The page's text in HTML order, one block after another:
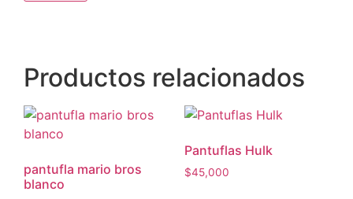
Productos relacionados
pantufla mario bros
blanco
Pantuflas Hulk
$45,000